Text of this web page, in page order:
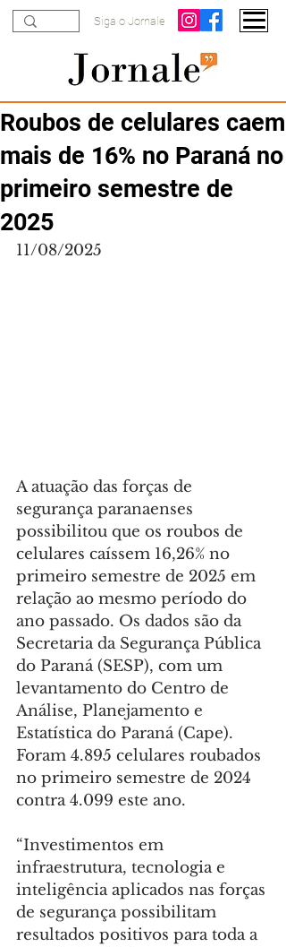
Siga o Jornale
Roubos de celulares caem
mais de 16% no Paraná no
primeiro semestre de
2025
11/08/2025
A atuação das forças de
segurança paranaenses
possibilitou que os roubos de
celulares caíssem 16,26% no
primeiro semestre de 2025 em
relação ao mesmo período do
ano passado. Os dados são da
Secretaria da Segurança Pública
do Paraná (SESP), com um
levantamento do Centro de
Análise, Planejamento e
Estatística do Paraná (Cape).
Foram 4.895 celulares roubados
no primeiro semestre de 2024
contra 4.099 este ano.
“Investimentos em
infraestrutura, tecnologia e
inteligência aplicados nas forças
de segurança possibilitam
resultados positivos para toda a